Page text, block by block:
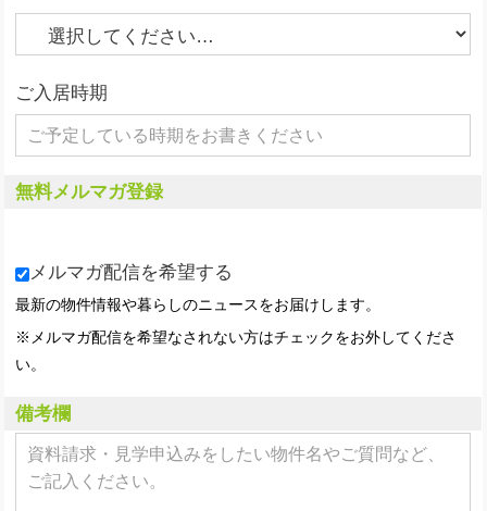
ご入居時期
無料メルマガ登録
メルマガ配信を希望する
最新の物件情報や暮らしのニュースをお届けします。
※メルマガ配信を希望なされない方はチェックをお外してくださ
い。
備考欄